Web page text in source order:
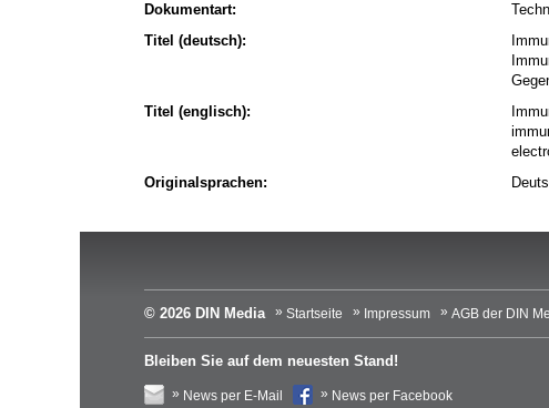
Dokumentart:
Titel (deutsch):
Titel (englisch):
Originalsprachen:
© 2026 DIN Media Startseite Impressum AGB der DIN
Bleiben Sie auf dem neuesten Stand!
News per E-Mail News per Facebook